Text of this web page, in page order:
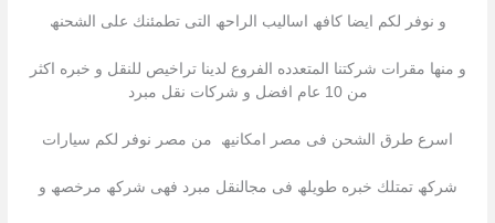
و نوفر لكم ایضا كافھ اسالیب الراحھ التى تطمئنك على الشحنھ
و منھا مقرات شركتنا المتعدده الفروع لدینا تراخیص للنقل و خبره اكثر
من 10 عام افضل و شركات نقل مبرد
اسرع طرق الشحن فى مصر امكانیھ من مصر نوفر لكم سیارات
شركھ تمتلك خبره طویلھ فى مجالنقل مبرد فھى شركھ مرخصھ و